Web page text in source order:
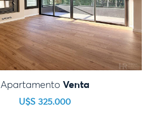
Apartamento Venta
U$S 325.000